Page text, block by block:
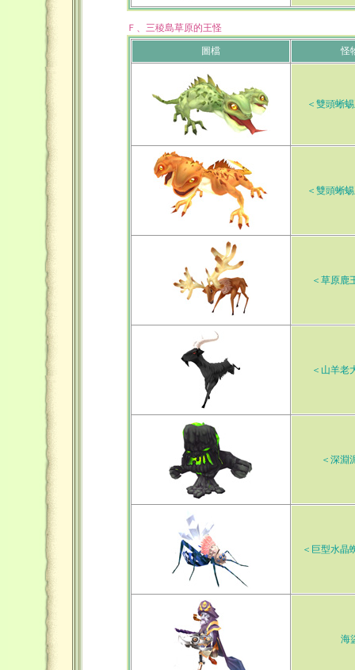
Ｆ、三稜島草原的王怪
圖檔 怪
＜雙頭蜥
＜雙頭蜥
＜草原鹿
＜山羊老
＜深淵
＜巨型水晶
海